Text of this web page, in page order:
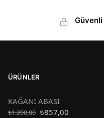
ÜRÜNLER
KAĞANI ABASI
₺1.200,00 ₺857,00